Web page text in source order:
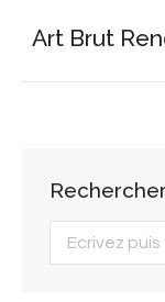
Art Brut
Rechercher
Search: